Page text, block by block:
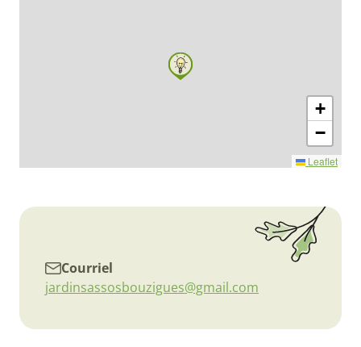
+
−
Leaflet
Courriel
jardinsassosbouzigues@gmail.com